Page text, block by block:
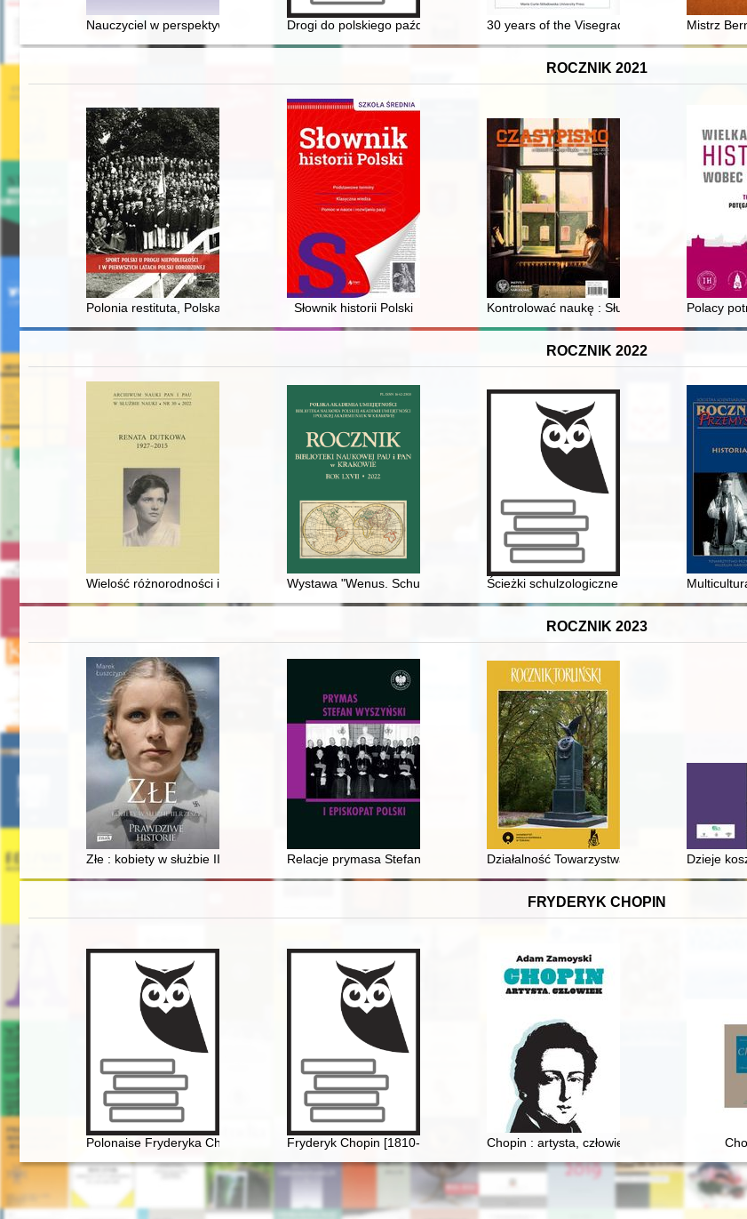
Nauczyciel w perspektywie czasopisma "Kościół i Szkoła" (1846-1848)
Drogi do polskiego października 1956 roku30 years of the Visegrad Group. Vol. 4,Mistrz
ROCZNIK 2021
Polonia restituta, Polska odrodzona Słownik historii Polski Kontrolować naukę : Służba Bezpieczeństwa
Polacy
ROCZNIK 2022
Wielość różnorodności i sprzeczności : profesor Renata Dutkowa jaką znałem
Wystawa "Wenus. Schulz/Cranach" : Kordegarda, Galeria Narodowego Centrum
Ścieżki schulzologiczne Profesora Mychajła
ROCZNIK 2023
Złe : kobiety w służbie III Rzeszy Relacje prymasa Stefana Wyszyńskiego z biskupami śląskimi
Działalność Towarzystwa MiłośnikówDzieje
FRYDERYK CHOPIN
Polonaise Fryderyka Chopina. Zagadka inicjalnej figury dźwiękowej
Fryderyk Chopin [1810-1849] i jego muzykaChopin : artysta, człowiek